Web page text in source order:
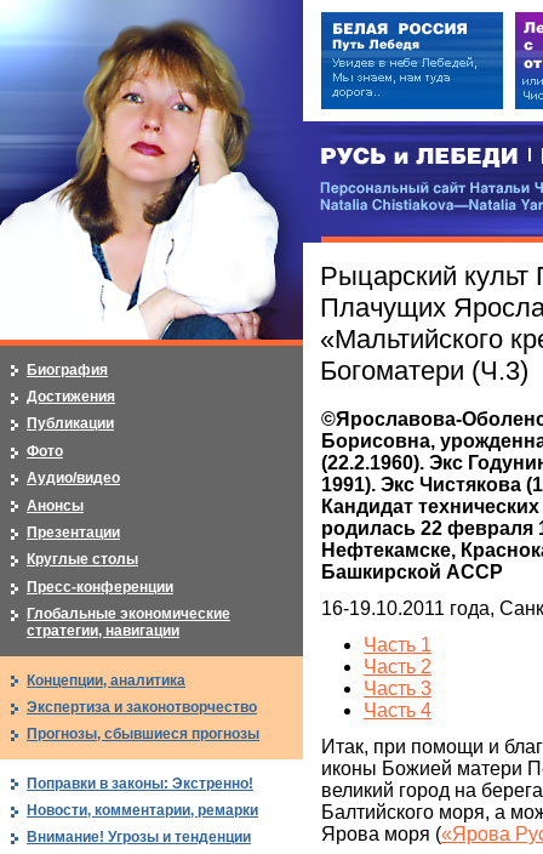
РУСЬ и ЛЕБЕДИ | RUSI —
Персональный сайт Натальи
Рыцарский
Плачущих
«Мальтийского
Богоматери (Ч.3)
©Ярославова-
Борисовна,
(22.2.1960). Экс
1991). Экс Чистякова
Кандидат
родилась 22 февраля
Нефтекамске,
Башкирской АССР
16-19.10.2011 года,
Часть 1
Часть 2
Часть 3
Часть 4
Итак, при помощи и
иконы Божией матери
великий город на
Балтийского моря, а
Ярова моря («Ярова
Биография
Достижения
Публикации
Фото
Аудио/видео
Анонсы
Презентации
Круглые столы
Пресс-конференции
Глобальные экономические
стратегии, навигации
Концепции, аналитика
Экспертиза и законотворчество
Прогнозы, сбывшиеся прогнозы
Поправки в законы: Экстренно!
Новости, комментарии, ремарки
Внимание! Угрозы и тенденции